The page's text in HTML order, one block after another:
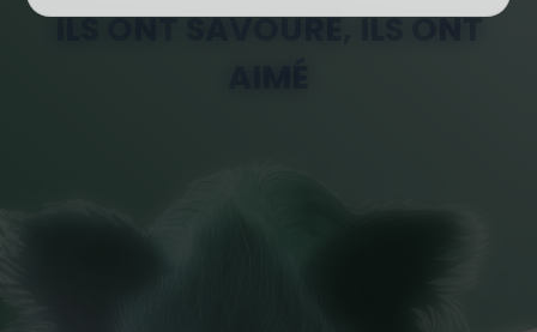
ILS ONT SAVOURÉ, ILS ONT